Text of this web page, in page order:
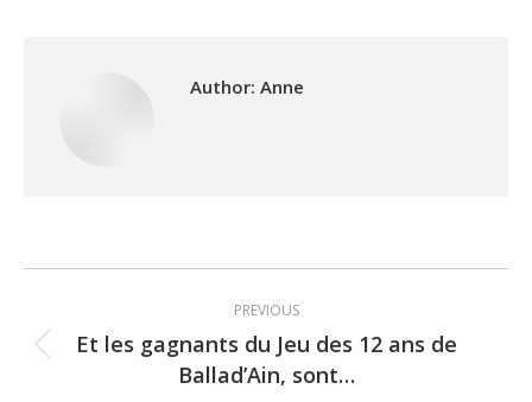
Author: Anne
navigation
PREVIOUS
Previous
post:
Et les gagnants du Jeu des 12 ans de
Ballad’Ain, sont…